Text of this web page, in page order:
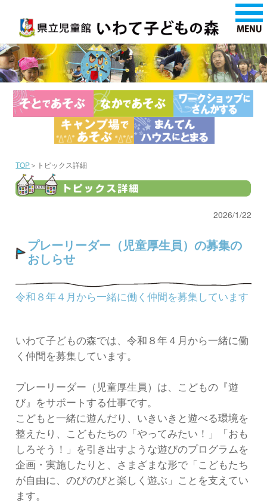
TOP＞トピックス詳細
2026/1/22
プレーリーダー（児童厚生員）の募集の
おしらせ
令和８年４月から一緒に働く仲間を募集しています
いわて子どもの森では、令和８年４月から一緒に働
く仲間を募集しています。
プレーリーダー（児童厚生員）は、こどもの『遊
び』をサポートする仕事です。
こどもと一緒に遊んだり、いきいきと遊べる環境を
整えたり、こどもたちの「やってみたい！」「おも
しろそう！」を引き出すような遊びのプログラムを
企画・実施したりと、さまざまな形で「こどもたち
が自由に、のびのびと楽しく遊ぶ」ことを支えてい
ます。